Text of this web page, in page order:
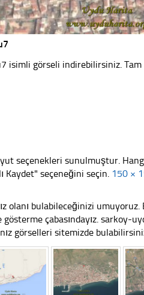
görseli indirebilirsiniz. Tam
seçenekleri sunulmuştur.
Kaydet" seçeneğini seçin. 150 ×
olanı bulabileceğinizi
çabasındayız.
görselleri sitemizde